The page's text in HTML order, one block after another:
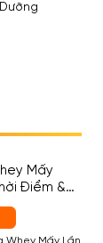
Mấy
Điểm &
Người